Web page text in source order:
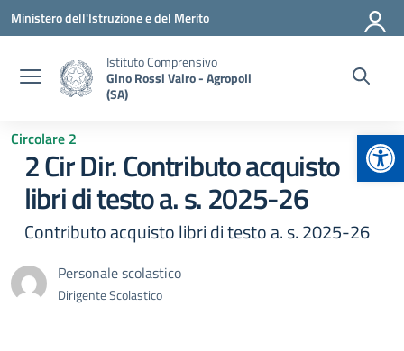
Vai ai contenuti
Vai al menu di navigazione
Vai al footer
Ministero dell'Istruzione e del Merito
Istituto Comprensivo
Gino Rossi Vairo - Agropoli
(SA)
Circolare 2
2 Cir Dir. Contributo acquisto
libri di testo a. s. 2025-26
Contributo acquisto libri di testo a. s. 2025-26
Personale scolastico
Dirigente Scolastico